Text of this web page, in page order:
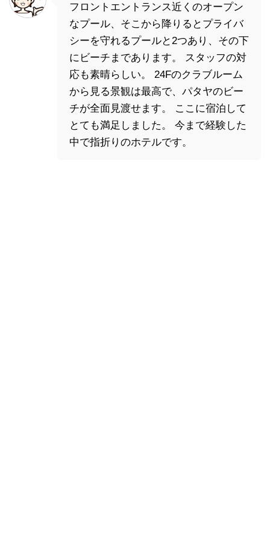
フロントエントランス近くのオープン
なプール、そこから降りるとプライバ
シーを守れるプールと2つあり、その下
にビーチまであります。 スタッフの対
応も素晴らしい。 24Fのクラブルーム
から見る景観は最高で、パタヤのビー
チが全面見渡せます。 ここに宿泊して
とても満足しました。 今まで経験した
中で指折りのホテルです。